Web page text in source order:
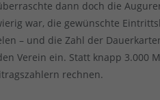
dann doch die
war, die gewünschte
– und die Zahl der
Verein ein. Statt knapp 3.000
rechnen.